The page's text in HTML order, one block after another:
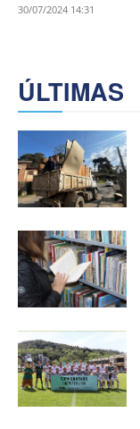
30/07/2024 14:31
ÚLTIMAS